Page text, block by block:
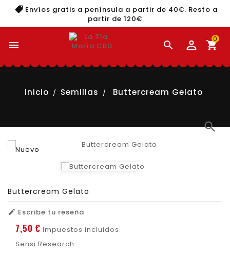
Envíos gratis a península a partir de 40€. Resto a
partir de 120€
  shopping_cart
0
Inicio Semillas Buttercream Gelato
Nuevo
search
Buttercream Gelato
 Escribe tu reseña
7,50 € Impuestos incluidos
Sensi Research